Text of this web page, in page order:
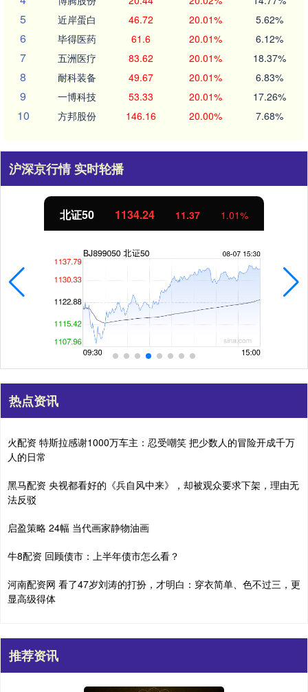
5 近岸蛋白 46.72 20.01% 5.62%
6 毕得医药 61.6 20.01% 6.12%
7 五洲医疗 83.62 20.01% 18.37%
8 耐科装备 49.67 20.01% 6.83%
9 一博科技 53.33 20.01% 17.26%
10 方邦股份 146.16 20.00% 7.68%
沪深京行情 实时轮播
北证50 1134.24 11.37 1.01%
热点资讯
火配资 特斯拉感谢1000万车主：忍受嘲笑 把少数人的冒险开成千万
人的日常
黑马配资 央视都看好的《兵自风中来》，却被观众要求下架，理由无
法反驳
启盈策略 24幅 当代画家静物油画
牛8配资 回顾债市：上半年债市怎么看？
河南配资网 看了47岁刘涛的打扮，才明白：穿衣简单、色不过三，更
显高级得体
推荐资讯